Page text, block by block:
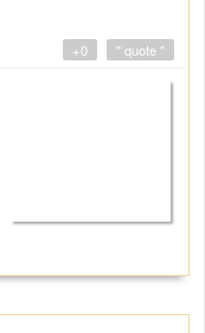
" quote "
+0